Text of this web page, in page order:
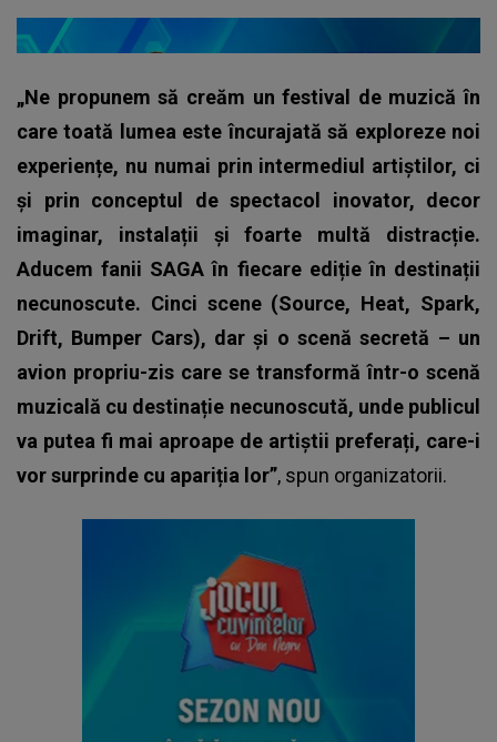
„Ne propunem să creăm un festival de muzică în
care toată lumea este încurajată să exploreze noi
experiențe, nu numai prin intermediul artiștilor, ci
și prin conceptul de spectacol inovator, decor
imaginar, instalații și foarte multă distracție.
Aducem fanii SAGA în fiecare ediție în destinații
necunoscute. Cinci scene (Source, Heat, Spark,
Drift, Bumper Cars), dar și o scenă secretă – un
avion propriu-zis care se transformă într-o scenă
muzicală cu destinație necunoscută, unde publicul
va putea fi mai aproape de artiștii preferați, care-i
vor surprinde cu apariția lor”, spun organizatorii.